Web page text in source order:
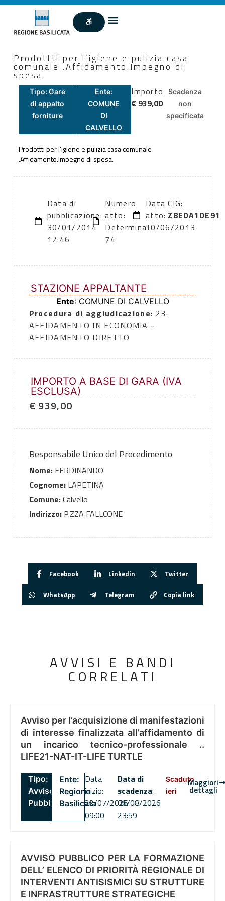
Prodottti per l’igiene e pulizia casa
comunale .Affidamento.Impegno di
spesa.
Tipo: Gare
di appalto
forniture
Ente:
COMUNE
DI
CALVELLO
Importo
€ 939,00
Scadenza
non
specificata
Prodottti per l’igiene e pulizia casa comunale
.Affidamento.Impegno di spesa.
Data di
pubblicazione:
30/01/2014
12:46
Numero
atto:
Determina
74
Data
atto:
10/06/2013
CIG:
Z8E0A1DE91
STAZIONE APPALTANTE
Ente: COMUNE DI CALVELLO
Procedura di aggiudicazione: 23-
AFFIDAMENTO IN ECONOMIA -
AFFIDAMENTO DIRETTO
IMPORTO A BASE DI GARA (IVA
ESCLUSA)
€ 939,00
Responsabile Unico del Procedimento
Nome:FERDINANDO
Cognome:LAPETINA
Comune:Calvello
Indirizzo:P.ZZA FALLCONE
Facebook Linkedin Twitter
WhatsApp Telegram Copia link
AVVISI E BANDI
CORRELATI
Avviso per l’acquisizione di manifestazioni
di interesse finalizzata all’affidamento di
un incarico tecnico-professionale ..
LIFE21-NAT-IT-LIFE TURTLE
Tipo:
Avviso
Pubblico
Ente:
Regione
Basilicata
Data
inizio:
22/07/2026
09:00
Data di
scadenza:
06/08/2026
23:59
Scaduto
ieri
Maggiori
dettagli
AVVISO PUBBLICO PER LA FORMAZIONE
DELL’ ELENCO DI PRIORITÀ REGIONALE DI
INTERVENTI ANTISISMICI SU STRUTTURE
E INFRASTRUTTURE STRATEGICHE